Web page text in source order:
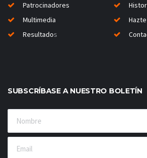
Patrocinadores
Multimedia
Resultados
SUBSCRÍBASE A NUESTRO BOLETÍN